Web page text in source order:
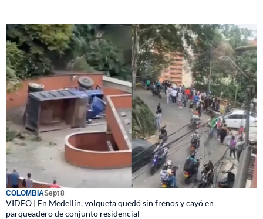
COLOMBIASept 8
VIDEO | En Medellín, volqueta quedó sin frenos y cayó en
parqueadero de conjunto residencial